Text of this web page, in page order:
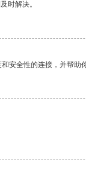
时解决。
安全性的连接，并帮助